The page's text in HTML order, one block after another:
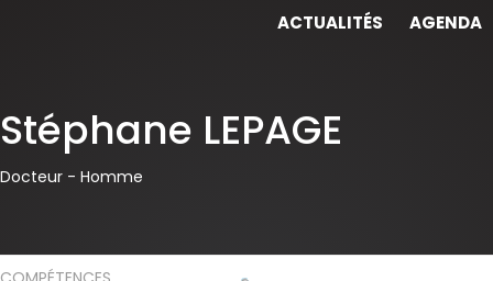
ACTUALITÉS
AGENDA
Stéphane LEPAGE
Docteur - Homme